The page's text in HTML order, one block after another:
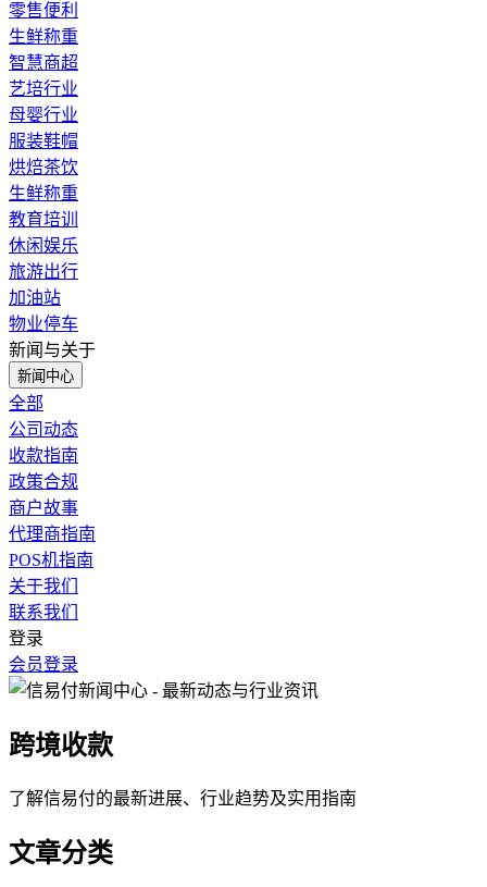
零售便利
生鲜称重
智慧商超
艺培行业
母婴行业
服装鞋帽
烘焙茶饮
生鲜称重
教育培训
休闲娱乐
旅游出行
加油站
物业停车
新闻与关于
新闻中心
全部
公司动态
收款指南
政策合规
商户故事
代理商指南
POS机指南
关于我们
联系我们
登录
会员登录
跨境收款
了解信易付的最新进展、行业趋势及实用指南
文章分类